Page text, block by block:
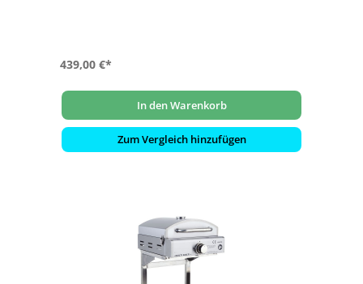
439,00 €*
In den Warenkorb
Zum Vergleich hinzufügen